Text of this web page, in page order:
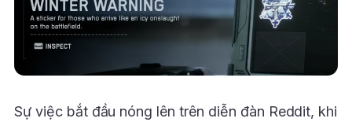
Sự việc bắt đầu nóng lên trên diễn đàn Reddit, khi